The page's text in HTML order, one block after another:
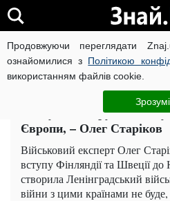
Продовжуючи переглядати
ознайомилися з Політикою
використанням файлів cookie.
ВІЙНА РОСІЇ ПРОТИ
Політика
Наступна напружена
Європи, – Олег Старіков
Військовий експерт Олег
вступу Фінляндії та Швеції до
створила Ленінградський
війни з цими країнами не